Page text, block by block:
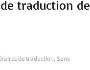
traduction de
de traduction, Sans